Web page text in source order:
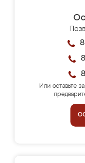
Или оставьте